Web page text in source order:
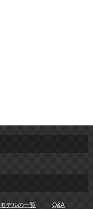
モデルの一覧 Q&A